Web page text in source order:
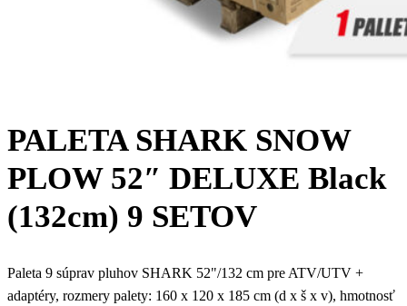
PALETA SHARK SNOW
PLOW 52″ DELUXE Black
(132cm) 9 SETOV
Paleta 9 súprav pluhov SHARK 52"/132 cm pre ATV/UTV +
adaptéry, rozmery palety: 160 x 120 x 185 cm (d x š x v), hmotnosť